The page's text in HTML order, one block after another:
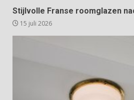
Stijlvolle Franse roomglazen
15 juli 2026